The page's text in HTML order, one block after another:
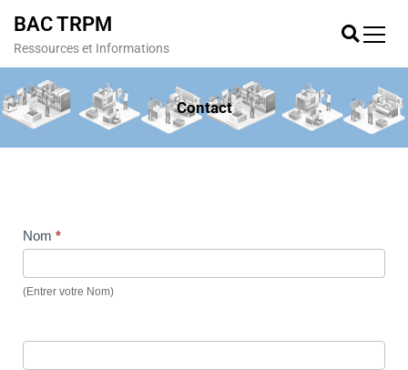
BAC TRPM
Ressources et Informations
Contact
Nom *
(Entrer votre Nom)